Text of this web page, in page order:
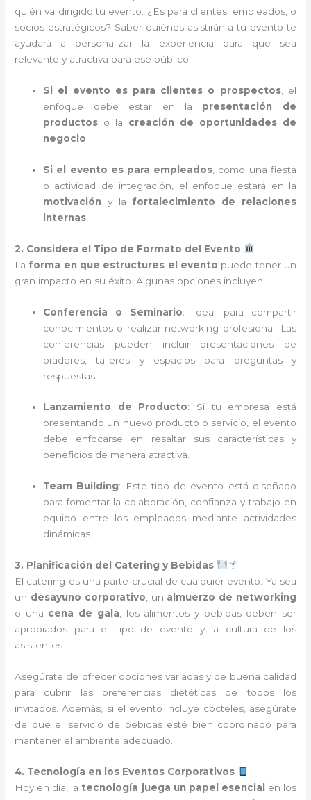
quién va dirigido tu evento. ¿Es para clientes, empleados, o
socios estratégicos? Saber quiénes asistirán a tu evento te
ayudará a personalizar la experiencia para que sea
relevante y atractiva para ese público.
Si el evento es para clientes o prospectos, el
enfoque debe estar en la presentación de
productos o la creación de oportunidades de
negocio
Si el evento es para empleados , como una fiesta
o actividad de integración, el enfoque estará en la
motivación y la fortalecimiento de relaciones
internas
2. Considera el Tipo de Formato del Evento
La forma en que estructures el evento puede tener un
gran impacto en su éxito. Algunas opciones incluyen:
Conferencia o Seminario: Ideal para compartir
conocimientos o realizar networking profesional. Las
conferencias pueden incluir presentaciones de
oradores, talleres y espacios para preguntas y
respuestas.
Lanzamiento de Producto: Si tu empresa está
presentando un nuevo producto o servicio, el evento
debe enfocarse en resaltar sus características y
beneficios de manera atractiva.
Team Building: Este tipo de evento está diseñado
para fomentar la colaboración, confianza y trabajo en
equipo entre los empleados mediante actividades
dinámicas.
3. Planificación del Catering y Bebidas
El catering es una parte crucial de cualquier evento. Ya sea
un desayuno corporativo , un almuerzo de networking
o una cena de gala , los alimentos y bebidas deben ser
apropiados para el tipo de evento y la cultura de los
asistentes.
Asegúrate de ofrecer opciones variadas y de buena calidad
para cubrir las preferencias dietéticas de todos los
invitados. Además, si el evento incluye cócteles, asegúrate
de que el servicio de bebidas esté bien coordinado para
mantener el ambiente adecuado.
4. Tecnología en los Eventos Corporativos
Hoy en día, la tecnología juega un papel esencial
en los